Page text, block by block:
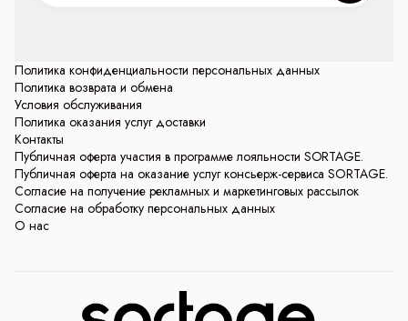
Политика конфиденциальности персональных данных
Политика возврата и обмена
Условия обслуживания
Политика оказания услуг доставки
Контакты
Публичная оферта участия в программе лояльности SORTAGE.
Публичная оферта на оказание услуг консьерж-сервиса SORTAGE.
Согласие на получение рекламных и маркетинговых рассылок
Согласие на обработку персональных данных
О нас